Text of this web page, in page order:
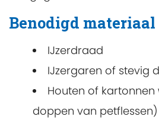
Benodigd materiaal
IJzerdraad
IJzergaren of stevig
Houten of
doppen van petflessen)